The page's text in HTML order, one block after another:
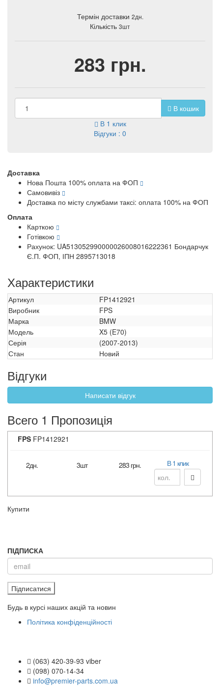
Термін доставки 2дн.
Кількість 3шт
283 грн.
В кошик
В 1 клик
Відгуки : 0
Доставка
Нова Пошта 100% оплата на ФОП
Самовивіз
Доставка по місту службами таксі: оплата 100% на ФОП
Оплата
Карткою
Готівкою
Рахунок: UA513052990000026008016222361 Бондарчук
Є.П. ФОП, ІПН 2895713018
Характеристики
Артикул
FP1412921
Виробник
FPS
Марка
BMW
Модель
X5 (E70)
Серія
(2007-2013)
Стан
Новий
Відгуки
Написати відгук
Всего 1 Пропозиція
FPS FP1412921
2дн. 3шт 283 грн. В 1 клик
Купити
ПІДПИСКА
Підписатися
Будь в курсі наших акцій та новин
Політика конфіденційності
(063) 420-39-93 viber
(098) 070-14-34
info@premier-parts.com.ua